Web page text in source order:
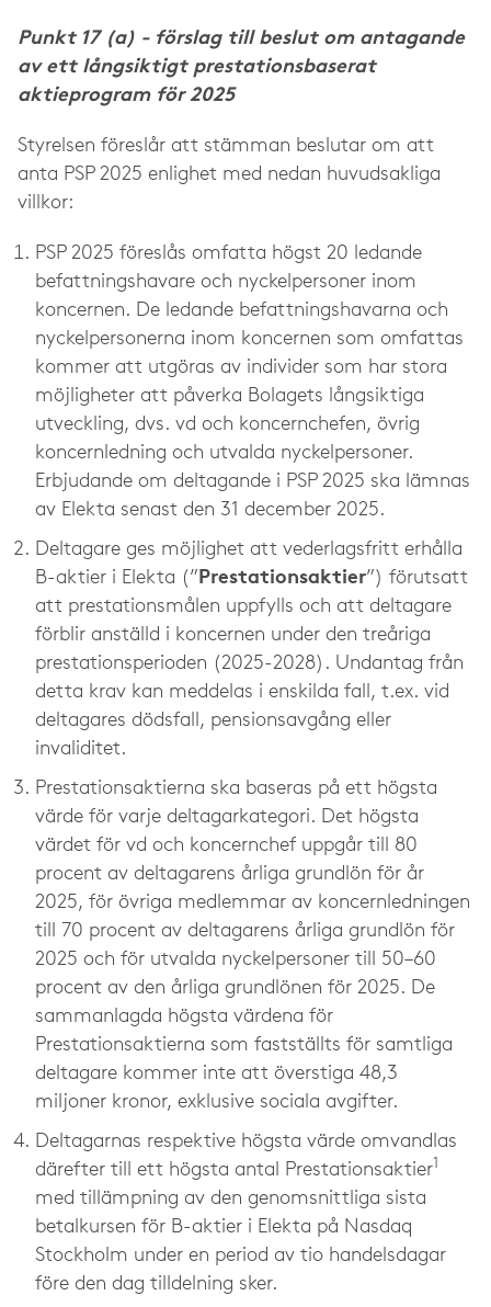
Punkt 17 (a) - förslag till beslut om antagande
av ett långsiktigt prestationsbaserat
aktieprogram för 2025
Styrelsen föreslår att stämman beslutar om att
anta PSP 2025 enlighet med nedan huvudsakliga
villkor:
PSP 2025 föreslås omfatta högst 20 ledande
befattningshavare och nyckelpersoner inom
koncernen. De ledande befattningshavarna och
nyckelpersonerna inom koncernen som omfattas
kommer att utgöras av individer som har stora
möjligheter att påverka Bolagets långsiktiga
utveckling, dvs. vd och koncernchefen, övrig
koncernledning och utvalda nyckelpersoner.
Erbjudande om deltagande i PSP 2025 ska lämnas
av Elekta senast den 31 december 2025.
Deltagare ges möjlighet att vederlagsfritt erhålla
B-aktier i Elekta (”Prestationsaktier”) förutsatt
att prestationsmålen uppfylls och att deltagare
förblir anställd i koncernen under den treåriga
prestationsperioden (2025-2028). Undantag från
detta krav kan meddelas i enskilda fall, t.ex. vid
deltagares dödsfall, pensionsavgång eller
invaliditet.
Prestationsaktierna ska baseras på ett högsta
värde för varje deltagarkategori. Det högsta
värdet för vd och koncernchef uppgår till 80
procent av deltagarens årliga grundlön för år
2025, för övriga medlemmar av koncernledningen
till 70 procent av deltagarens årliga grundlön för
2025 och för utvalda nyckelpersoner till 50–60
procent av den årliga grundlönen för 2025. De
sammanlagda högsta värdena för
Prestationsaktierna som fastställts för samtliga
deltagare kommer inte att överstiga 48,3
miljoner kronor, exklusive sociala avgifter.
Deltagarnas respektive högsta värde omvandlas
därefter till ett högsta antal Prestationsaktier
med tillämpning av den genomsnittliga sista
betalkursen för B-aktier i Elekta på Nasdaq
Stockholm under en period av tio handelsdagar
före den dag tilldelning sker.